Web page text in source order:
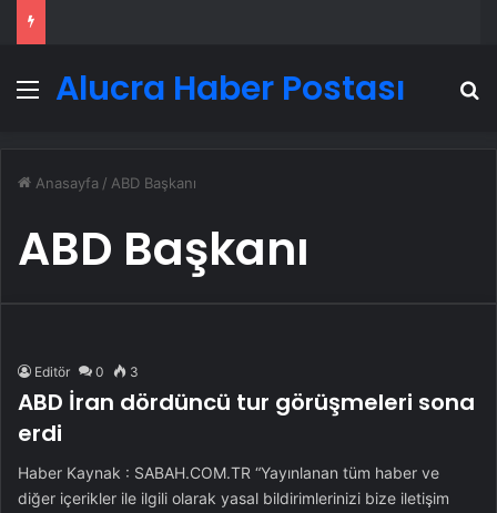
MenüAlucra Haber Postası
Anasayfa / ABD Başkanı
ABD Başkanı
Editör 0 3
ABD İran dördüncü tur görüşmeleri sona
erdi
Haber Kaynak : SABAH.COM.TR “Yayınlanan tüm haber ve
diğer içerikler ile ilgili olarak yasal bildirimlerinizi bize iletişim